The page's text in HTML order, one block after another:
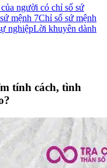
người có chỉ số sứ
mệnh 7Chỉ số sứ mệnh
nghiệpLời khuyên dành
tính cách, tình